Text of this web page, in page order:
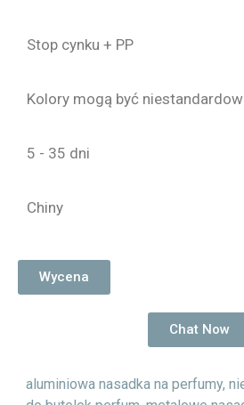
Stop cynku + PP
Kolory mogą być
5 - 35 dni
Chiny
Wycena
Chat Now
aluminiowa nasadka na perfumy,